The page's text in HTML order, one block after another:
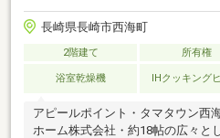
長崎県長崎市西海町
2階建て 所有権
浴室乾燥機 IHクッキング
アピールポイント・タマタウン西
ホーム株式会社・約18帖の広々と